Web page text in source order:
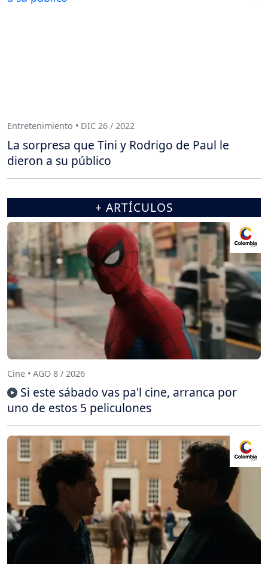
Entretenimiento • DIC 26 / 2022
La sorpresa que Tini y Rodrigo de Paul le
dieron a su público
+ ARTÍCULOS
Cine • AGO 8 / 2026
Si este sábado vas pa'l cine, arranca por
uno de estos 5 peliculones